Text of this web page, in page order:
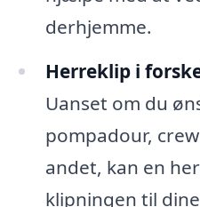
derhjemme.
Herreklip i
Uanset om du
pompadour,
andet, kan en
klipningen til